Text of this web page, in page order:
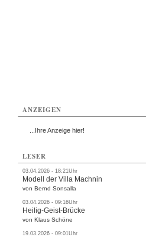
ANZEIGEN
...Ihre Anzeige hier!
LESER
03.04.2026 - 18:21Uhr
Modell der Villa Machnin
von Bernd Sonsalla
03.04.2026 - 09:16Uhr
Heilig-Geist-Brücke
von Klaus Schöne
19.03.2026 - 09:01Uhr